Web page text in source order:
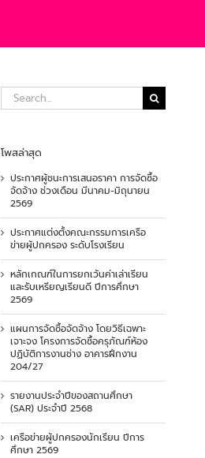
Search
for:
โพสล่าสุด
ประกาศผู้ชนะการเสนอราคา การจัดซื้อ
จัดจ้าง ช่วงเดือน มีนาคม-มิถุนายน
2569
ประกาศแต่งตั้งคณะกรรมการเครือ
ข่ายผู้ปกครอง ระดับโรงเรียน
หลักเกณฑ์ในการยกเว้นค่าเล่าเรียน
และรับเหรียญเรียนดี ปีการศึกษา
2569
แผนการจัดซื้อจัดจ้าง โดยวิธีเฉพาะ
เจาะจง โครงการจัดซื้อครุภัณฑ์ห้อง
ปฏิบัติการงานช่าง อาคารฝึกงาน
204/27
รายงานประจำปีของสถานศึกษา
(SAR) ประจำปี 2568
เครือข่ายผู้ปกครองนักเรียน ปีการ
ศึกษา 2569